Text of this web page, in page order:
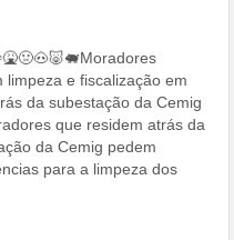
limpeza e fiscalização em
da subestação da Cemig
que residem atrás da
da Cemig pedem
para a limpeza dos